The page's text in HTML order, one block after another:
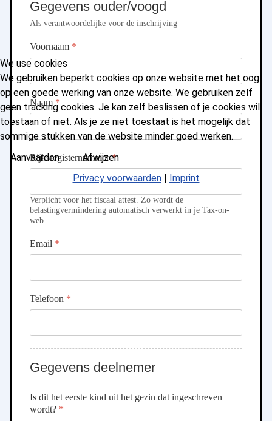
Gegevens ouder/voogd
Als verantwoordelijke voor de inschrijving
Voornaam *
Naam *
Rijksregisternummer*
Verplicht voor het fiscaal attest. Zo wordt de
belastingvermindering automatisch verwerkt in je Tax-on-
web.
Email *
Telefoon *
Gegevens deelnemer
Is dit het eerste kind uit het gezin dat ingeschreven
wordt? *
We use cookies
We gebruiken beperkt cookies op onze website met het oog
op een goede werking van onze website. We gebruiken zelf
geen tracking cookies. Je kan zelf beslissen of je cookies wil
toestaan of niet. Als je ze niet toestaat is het mogelijk dat
sommige stukken van de website minder goed werken.
Aanvaarden
Afwijzen
Privacy voorwaarden| Imprint